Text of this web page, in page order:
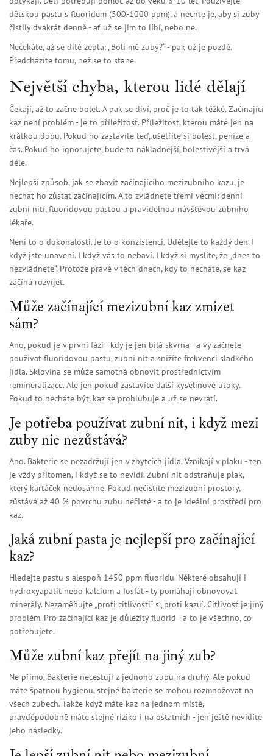
dětskou pastu s fluoridem (500-1000 ppm), a nechte je, aby si zuby
čistily dvakrát denně - ať už se jim to líbí, nebo ne.
Nečekáte, až se dítě zeptá: „Bolí mě zuby?“ - pak už je pozdě.
Předcházíte tomu, než se to stane.
Největší chyba, kterou lidé dělají
Čekají, až to začne bolet. A pak se diví, proč je to tak těžké. Začínající
kaz není problém - je to příležitost. Příležitost, kterou máte jen na
krátkou dobu. Pokud ho zastavíte teď, ušetříte si bolest, peníze a
čas. Pokud ho ignorujete, bude to nákladnější, bolestivější a trvá
déle.
Nejlepší způsob, jak se zbavit začínajícího mezizubního kazu, je
nechat ho zůstat začínajícím. A to zvládnete třemi věcmi: denní
zubní nití, fluoridovou pastou a pravidelnou návštěvou zubního
lékaře.
Není to o dokonalosti. Je to o konzistenci. Udělejte to každý den. I
když jste unavení. I když vás to nebaví. I když si myslíte, že „dnes to
nezvládnete“. Protože právě v těch dnech, kdy to necháte, se kaz
začíná rozvíjet.
Může začínající mezizubní kaz zmizet
sám?
Ano, pokud je v první fázi - kdy je jen bílá skvrna - a vy začnete
používat fluoridovou pastu, zubní nit a snížíte frekvenci sladkého
jídla. Sklovina se může samotná obnovit prostřednictvím
remineralizace. Ale jen pokud zastavíte další kyselinové útoky.
Pokud to necháte být, kaz se prohlubuje a už se nevrátí.
Je potřeba používat zubní nit, i když mezi
zuby nic nezůstává?
Ano. Bakterie se nezadržují jen v zbytcích jídla. Vznikají v plaku - ten
je vždy přítomen, i když se to nevidí. Zubní nit odstraňuje plak,
který kartáček nedosáhne. Pokud nečistíte mezizubní prostory,
zůstává až 40 % povrchu zubu nečisté - a to je ideální prostředí pro
kaz.
Jaká zubní pasta je nejlepší pro začínající
kaz?
Hledejte pastu s alespoň 1450 ppm fluoridu. Některé obsahují i
hydroxyapatit nebo kalcium a fosfát - ty pomáhají obnovovat
minerály. Nezaměňujte „proti citlivosti“ s „proti kazu“. Citlivost je jiný
problém. Pro začínající kaz je důležitý fluorid - a to je všechno, co
potřebujete.
Může zubní kaz přejít na jiný zub?
Ne přímo. Bakterie necestují z jednoho zubu na druhý. Ale pokud
máte špatnou hygienu, stejné bakterie se mohou rozmnožovat na
všech zubech. Takže když máte kaz na jednom místě,
pravděpodobně máte stejné riziko i na ostatních - jen ještě nevidíte
jeho následky.